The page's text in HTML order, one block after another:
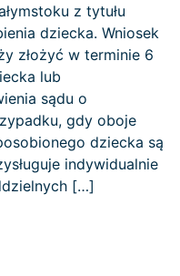
z tytułu
dziecka. Wniosek
złożyć w terminie 6
lub
sądu o
gdy oboje
dziecka są
indywidualnie
[…]